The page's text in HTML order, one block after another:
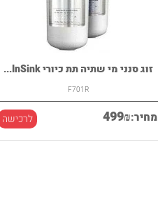
זוג סנני מי שתיה תת כיורי InSink...
F701R
מחיר: 499₪ לרכישה